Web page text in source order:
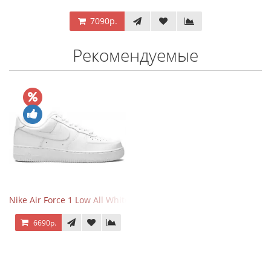
7090р.
Рекомендуемые
Nike Air Force 1 Low All White
6690р.